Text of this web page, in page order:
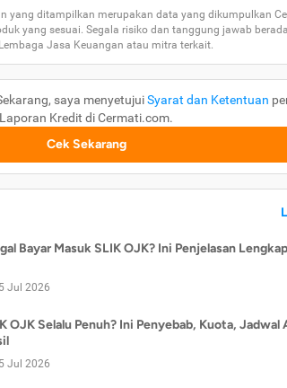
yang ditampilkan merupakan data yang dikumpulkan
yang sesuai. Segala risiko dan tanggung jawab
Jasa Keuangan atau mitra terkait.
saya menyetujuiSyarat dan Ketentuan
Laporan Kredit di Cermati.com.
Cek Sekarang
Bayar Masuk SLIK OJK? Ini Penjelasan
Jul 2026
OJK Selalu Penuh? Ini Penyebab, Kuota, Jadwal
Jul 2026